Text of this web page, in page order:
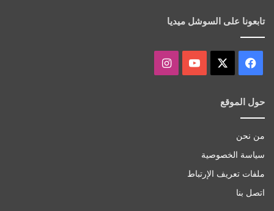
تابعونا على السوشل ميديا
فيسبوك ‫YouTubeانستقرام
حول الموقع
من نحن
سياسة الخصوصية
ملفات تعريف الإرتباط
اتصل بنا